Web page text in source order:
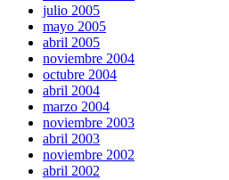
julio 2005
mayo 2005
abril 2005
noviembre 2004
octubre 2004
abril 2004
marzo 2004
noviembre 2003
abril 2003
noviembre 2002
abril 2002